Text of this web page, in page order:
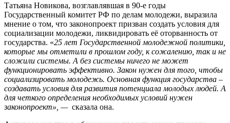
Татьяна Новикова, возглавлявшая в 90-е годы
Государственный комитет РФ по делам молодежи, выразила
мнение о том, что законопроект призван создать условия для
социализации молодежи, ликвидировать её оторванность от
государства. «25 лет Государственной молодежной политики,
которые мы отметили в прошлом году, к сожалению, так и не
сложили системы. А без системы ничего не может
функционировать эффективно. Закон нужен для того, чтобы
социализировать молодежь. Основная функция государства –
создавать условия для развития потенциала молодых людей. А
для четкого определения необходимых условий нужен
законопроект», — сказала она.